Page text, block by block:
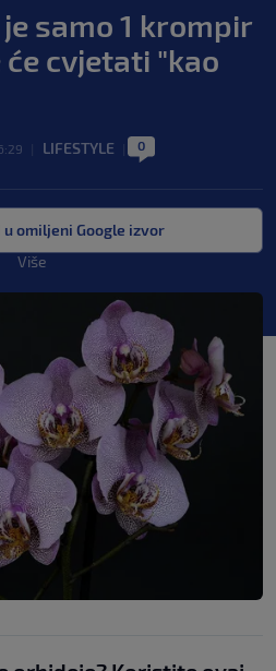
samo 1 krompir
cvjetati "kao
LIFESTYLE 0
u omiljeni Google izvor
Više